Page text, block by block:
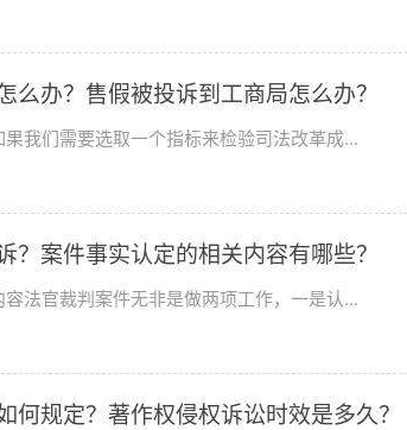
么办？售假被投诉到工商局怎么办？
我们需要选取一个指标来检验司法改革成...
？案件事实认定的相关内容有哪些？
法官裁判案件无非是做两项工作，一是认...
何规定？著作权侵权诉讼时效是多久？